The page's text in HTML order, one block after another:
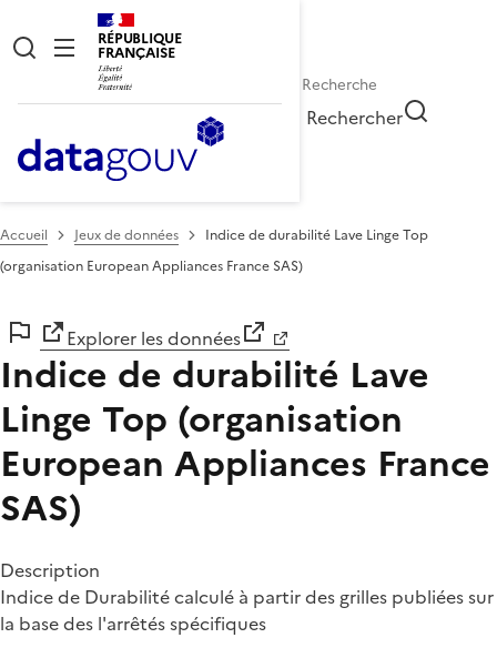
RÉPUBLIQUE
FRANÇAISE
Rechercher
Accueil Jeux de données
Indice de durabilité Lave Linge Top
(organisation European Appliances France SAS)
Explorer les données
Indice de durabilité Lave
Linge Top (organisation
European Appliances France
SAS)
Description
Indice de Durabilité calculé à partir des grilles publiées sur
la base des l'arrêtés spécifiques